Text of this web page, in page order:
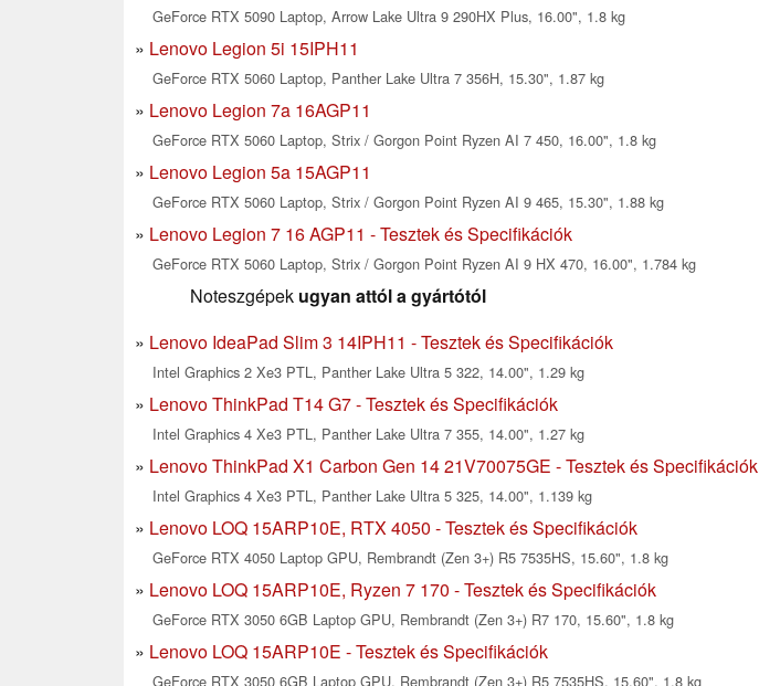
GeForce RTX 5090 Laptop, Arrow Lake Ultra 9 290HX Plus, 16.00", 1.8 kg
Lenovo Legion 5i 15IPH11
GeForce RTX 5060 Laptop, Panther Lake Ultra 7 356H, 15.30", 1.87 kg
Lenovo Legion 7a 16AGP11
GeForce RTX 5060 Laptop, Strix / Gorgon Point Ryzen AI 7 450, 16.00", 1.8 kg
Lenovo Legion 5a 15AGP11
GeForce RTX 5060 Laptop, Strix / Gorgon Point Ryzen AI 9 465, 15.30", 1.88 kg
Lenovo Legion 7 16 AGP11 - Tesztek és Specifikációk
GeForce RTX 5060 Laptop, Strix / Gorgon Point Ryzen AI 9 HX 470, 16.00", 1.784 kg
Noteszgépek ugyan attól a gyártótól
Lenovo IdeaPad Slim 3 14IPH11 - Tesztek és Specifikációk
Intel Graphics 2 Xe3 PTL, Panther Lake Ultra 5 322, 14.00", 1.29 kg
Lenovo ThinkPad T14 G7 - Tesztek és Specifikációk
Intel Graphics 4 Xe3 PTL, Panther Lake Ultra 7 355, 14.00", 1.27 kg
Lenovo ThinkPad X1 Carbon Gen 14 21V70075GE - Tesztek és Specifikációk
Intel Graphics 4 Xe3 PTL, Panther Lake Ultra 5 325, 14.00", 1.139 kg
Lenovo LOQ 15ARP10E, RTX 4050 - Tesztek és Specifikációk
GeForce RTX 4050 Laptop GPU, Rembrandt (Zen 3+) R5 7535HS, 15.60", 1.8 kg
Lenovo LOQ 15ARP10E, Ryzen 7 170 - Tesztek és Specifikációk
GeForce RTX 3050 6GB Laptop GPU, Rembrandt (Zen 3+) R7 170, 15.60", 1.8 kg
Lenovo LOQ 15ARP10E - Tesztek és Specifikációk
GeForce RTX 3050 6GB Laptop GPU, Rembrandt (Zen 3+) R5 7535HS, 15.60", 1.8 kg